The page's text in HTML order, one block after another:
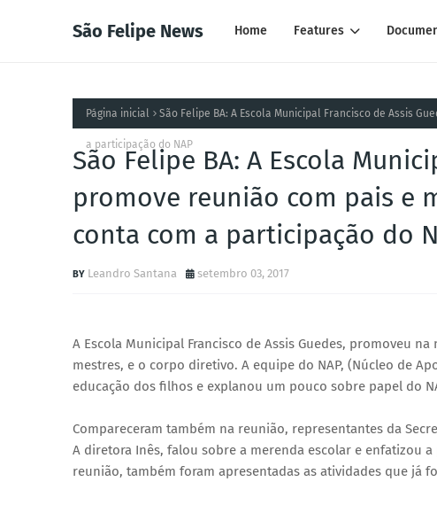
São Felipe News Home Features
Página inicial São Felipe BA: A Escola Municipal Francisco de Assis
a participação do NAP
São Felipe BA: A Escola
promove reunião com pais e
conta com a participação do
Leandro Santana setembro 03, 2017
A Escola Municipal Francisco de Assis Guedes, promoveu
mestres, e o corpo diretivo. A equipe do NAP, (Núcleo de
educação dos filhos e explanou um pouco sobre papel do
Compareceram também na reunião, representantes da
A diretora Inês, falou sobre a merenda escolar e enfatizou
reunião, também foram apresentadas as atividades que já